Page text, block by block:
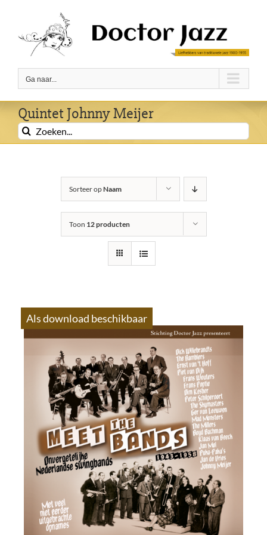
inhoud
Ga naar...
Quintet Johnny Meijer
Zoeken
naar:
Sorteer opNaam
Toon 12 producten
Als download beschikbaar